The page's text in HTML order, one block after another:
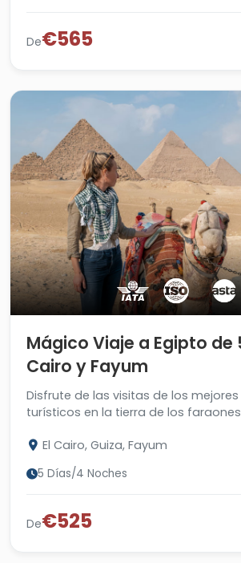
De€565
Mágico Viaje a Egipto de
Cairo y Fayum
Disfrute de las visitas de los
turísticos en la tierra de los
El Cairo, Guiza, Fayum
5 Días/4 Noches
De€525